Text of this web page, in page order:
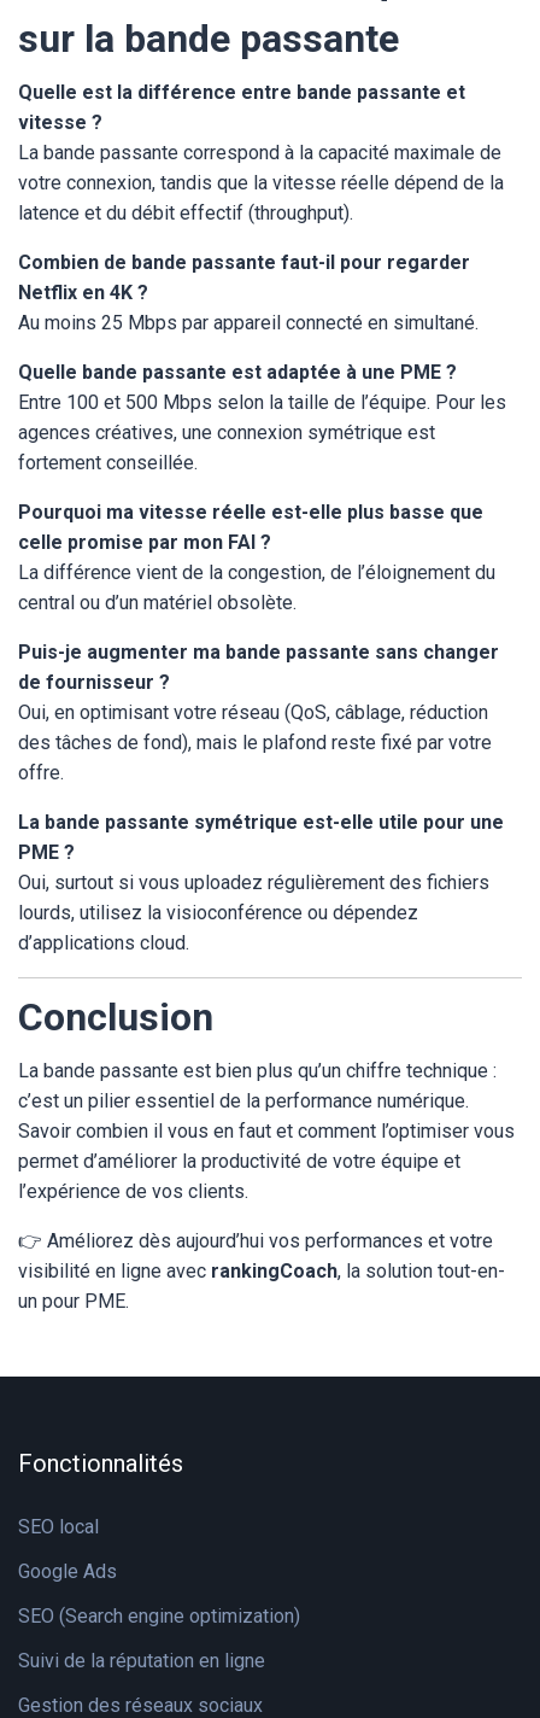
sur la bande passante
Quelle est la différence entre bande passante et
vitesse ?
La bande passante correspond à la capacité maximale de
votre connexion, tandis que la vitesse réelle dépend de la
latence et du débit effectif (throughput).
Combien de bande passante faut-il pour regarder
Netflix en 4K ?
Au moins 25 Mbps par appareil connecté en simultané.
Quelle bande passante est adaptée à une PME ?
Entre 100 et 500 Mbps selon la taille de l’équipe. Pour les
agences créatives, une connexion symétrique est
fortement conseillée.
Pourquoi ma vitesse réelle est-elle plus basse que
celle promise par mon FAI ?
La différence vient de la congestion, de l’éloignement du
central ou d’un matériel obsolète.
Puis-je augmenter ma bande passante sans changer
de fournisseur ?
Oui, en optimisant votre réseau (QoS, câblage, réduction
des tâches de fond), mais le plafond reste fixé par votre
offre.
La bande passante symétrique est-elle utile pour une
PME ?
Oui, surtout si vous uploadez régulièrement des fichiers
lourds, utilisez la visioconférence ou dépendez
d’applications cloud.
Conclusion
La bande passante est bien plus qu’un chiffre technique :
c’est un pilier essentiel de la performance numérique.
Savoir combien il vous en faut et comment l’optimiser vous
permet d’améliorer la productivité de votre équipe et
l’expérience de vos clients.
👉 Améliorez dès aujourd’hui vos performances et votre
visibilité en ligne avec rankingCoach, la solution tout-en-
un pour PME.
Fonctionnalités
SEO local
Google Ads
SEO (Search engine optimization)
Suivi de la réputation en ligne
Gestion des réseaux sociaux